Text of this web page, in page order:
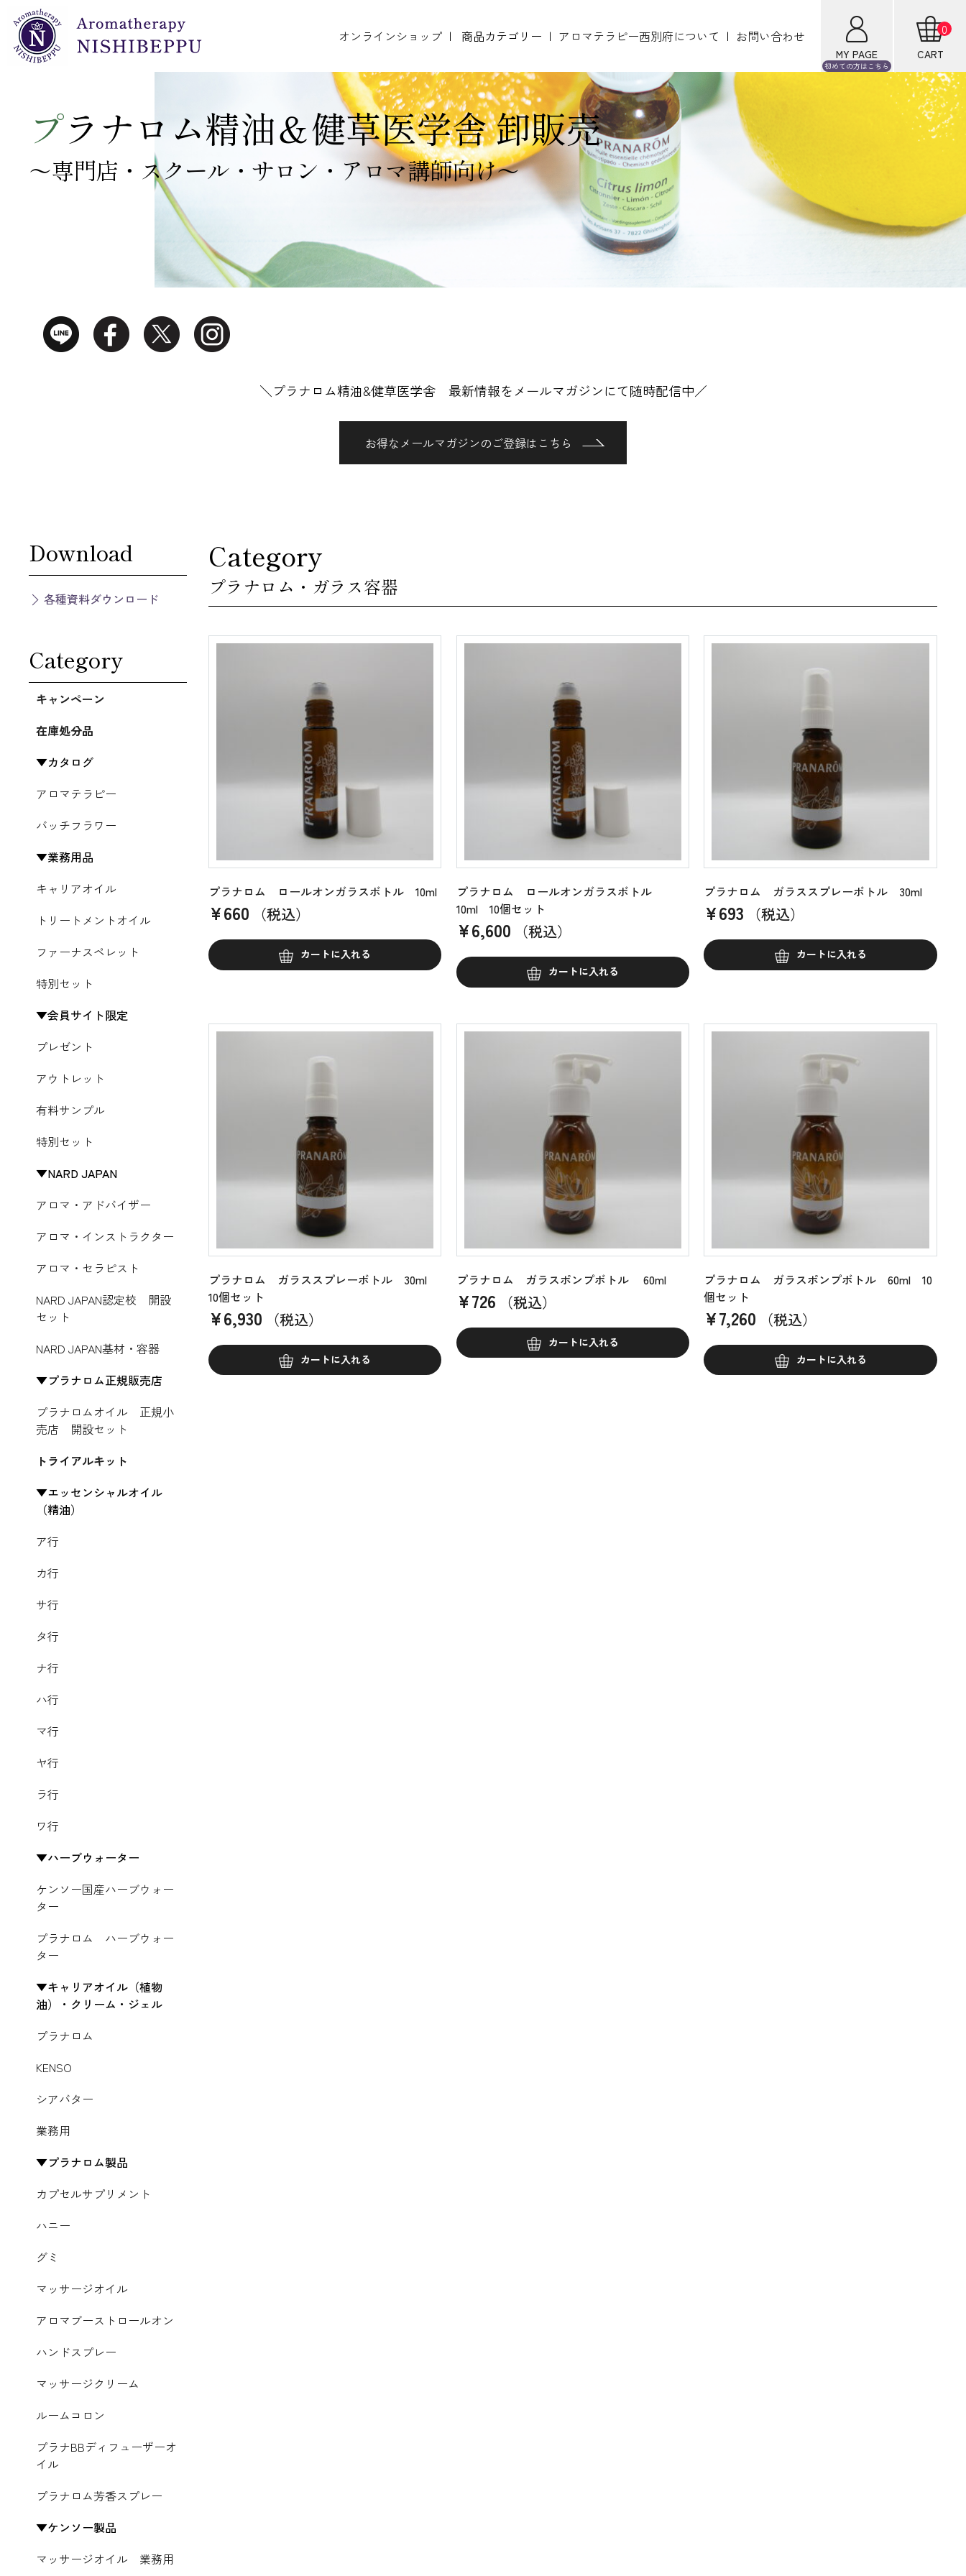
オンラインショップ 商品カテゴリー アロマテラピー西別府について お問い合わせ
初めての方は こちら
MY PAGE
0
CART
プラナロム精油＆健草医学舎 卸販売
～専門店・スクール・サロン・アロマ講師向け～
＼プラナロム精油&健草医学舎 最新情報をメールマガジンにて随時配信中／
お得なメールマガジンのご登録はこちら
Category
プラナロム・ガラス容器
プラナロム ロールオンガラスボトル 10ml
¥660 （税込）
カートに入れる
プラナロム ロールオンガラスボトル
10ml 10個セット
¥6,600 （税込）
カートに入れる
プラナロム ガラススプレーボトル 30ml
¥693 （税込）
カートに入れる
プラナロム ガラススプレーボトル 30ml
10個セット
¥6,930 （税込）
カートに入れる
プラナロム ガラスポンプボトル 60ml
¥726 （税込）
カートに入れる
プラナロム ガラスポンプボトル 60ml 10
個セット
¥7,260 （税込）
カートに入れる
Download
各種資料ダウンロード
Category
キャンペーン
在庫処分品
カタログ
アロマテラピー
バッチフラワー
業務用品
キャリアオイル
トリートメントオイル
ファーナスペレット
特別セット
会員サイト限定
プレゼント
アウトレット
有料サンプル
特別セット
NARD JAPAN
アロマ・アドバイザー
アロマ・インストラクター
アロマ・セラピスト
NARD JAPAN認定校 開設
セット
NARD JAPAN基材・容器
プラナロム正規販売店
プラナロムオイル 正規小
売店 開設セット
トライアルキット
エッセンシャルオイル
（精油）
ア行
カ行
サ行
タ行
ナ行
ハ行
マ行
ヤ行
ラ行
ワ行
ハーブウォーター
ケンソー国産ハーブウォー
ター
プラナロム ハーブウォー
ター
キャリアオイル（植物
油）・クリーム・ジェル
プラナロム
KENSO
シアバター
業務用
プラナロム製品
カプセルサプリメント
ハニー
グミ
マッサージオイル
アロマブーストロールオン
ハンドスプレー
マッサージクリーム
ルームコロン
プラナBBディフューザーオ
イル
プラナロム芳香スプレー
ケンソー製品
マッサージオイル 業務用